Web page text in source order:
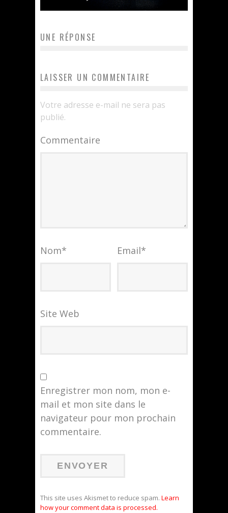
UNE RÉPONSE
LAISSER UN COMMENTAIRE
Votre adresse e-mail ne sera pas
publié.
Commentaire
Nom* Email*
Site Web
Enregistrer mon nom, mon e-
mail et mon site dans le
navigateur pour mon prochain
commentaire.
This site uses Akismet to reduce spam. Learn
how your comment data is processed.